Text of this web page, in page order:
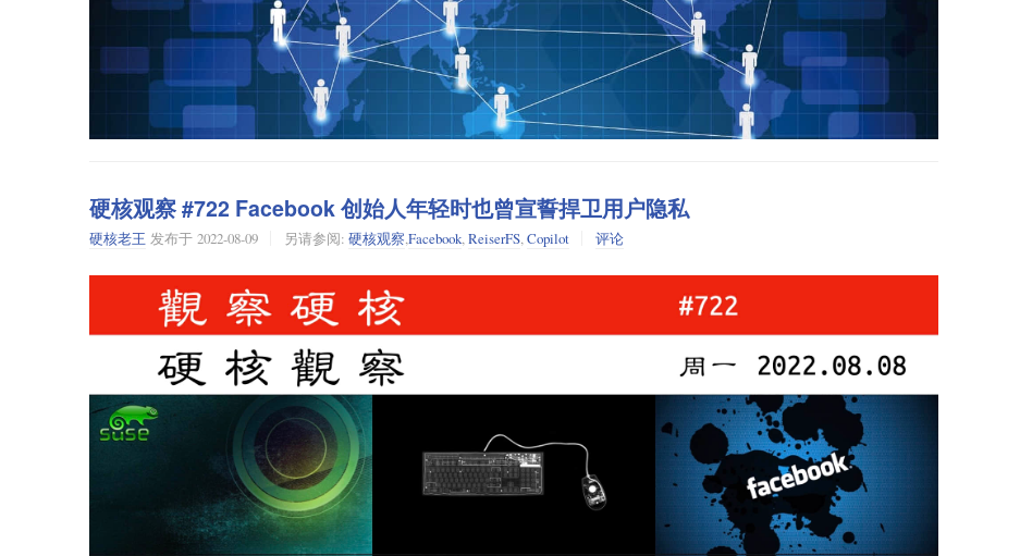
我把自己的社交网络写进 FOAF 文件，这就是变革之始。—— 互联网之父蒂姆·伯纳斯·李（2007）
FOAF 标准（
），是一个可以追溯到本世纪初的网络标准，目前它基本上已经不再使用了，或者说被人们忘记了，
亦或者说已经被取代了
。它暗示了，假如 Facebook 没有征服世界的话，FOAF 将会定义我们今天所用的社交网络。不过在开
始探讨这一网络标准之前，我想先来谈一谈纽约地铁。
目前，纽约地铁的唯一管理机构是大都会运输署
Metropolitan Transportation Agency
（简称 MTA）。MTA 垄断了纽约市的地铁交通。在纽约乘地铁必须先从
MTA 购买车票，否则属于非法行为。也就是说，MTA 在地铁行业没有任何竞争对手。
Inter-borough Rapid Transit Company
硬核观察 #722 Facebook 创始人年轻时也曾宣誓捍卫用户隐私
硬核老王 发布于 2022-08-09 另请参阅: 硬核观察,Facebook,ReiserFS,Copilot 评论